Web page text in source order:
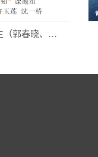
春晓、…